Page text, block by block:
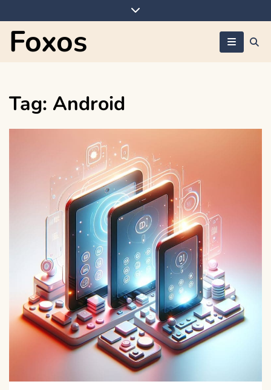
to
content
Foxos
Tag: Android